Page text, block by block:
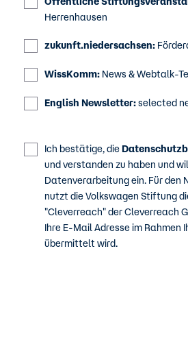
Herrenhausen
zukunft.niedersachsen:
WissKomm: News & Webtalk-
English Newsletter:selected
Ich bestätige, die
und verstanden zu haben und
Datenverarbeitung ein. Für den
nutzt die Volkswagen Stiftung
"Cleverreach" der Cleverreach
Ihre E-Mail Adresse im Rahmen
übermittelt wird.